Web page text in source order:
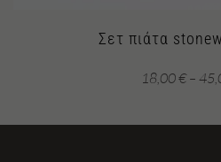
Σετ πιάτα
18,00€ –